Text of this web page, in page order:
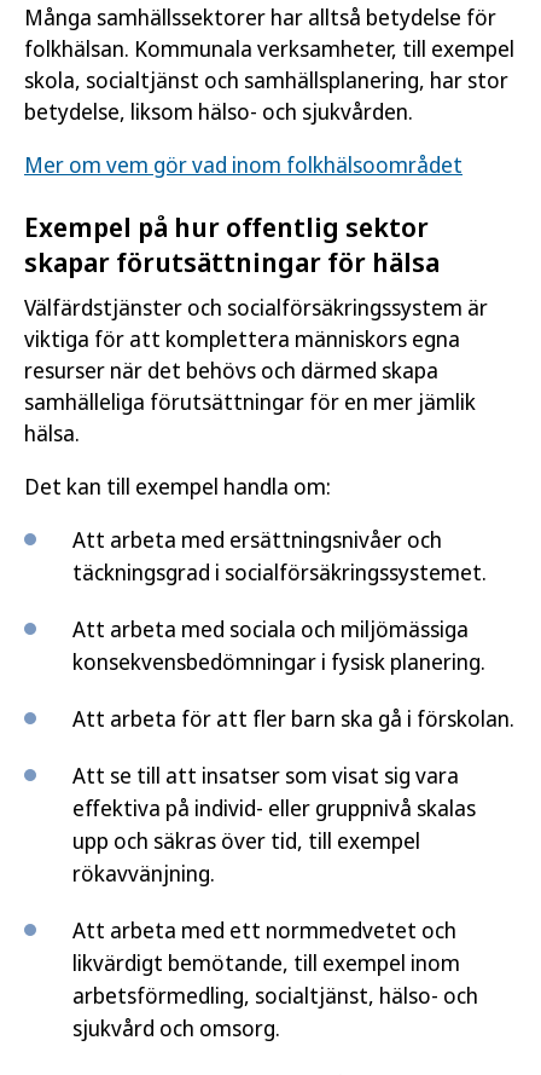
Många samhällssektorer har alltså betydelse för
folkhälsan. Kommunala verksamheter, till exempel
skola, socialtjänst och samhällsplanering, har stor
betydelse, liksom hälso- och sjukvården.
Mer om vem gör vad inom folkhälsoområdet
Exempel på hur offentlig sektor
skapar förutsättningar för hälsa
Välfärdstjänster och socialförsäkringssystem är
viktiga för att komplettera människors egna
resurser när det behövs och därmed skapa
samhälleliga förutsättningar för en mer jämlik
hälsa.
Det kan till exempel handla om:
Att arbeta med ersättningsnivåer och
täckningsgrad i socialförsäkringssystemet.
Att arbeta med sociala och miljömässiga
konsekvensbedömningar i fysisk planering.
Att arbeta för att fler barn ska gå i förskolan.
Att se till att insatser som visat sig vara
effektiva på individ- eller gruppnivå skalas
upp och säkras över tid, till exempel
rökavvänjning.
Att arbeta med ett normmedvetet och
likvärdigt bemötande, till exempel inom
arbetsförmedling, socialtjänst, hälso- och
sjukvård och omsorg.